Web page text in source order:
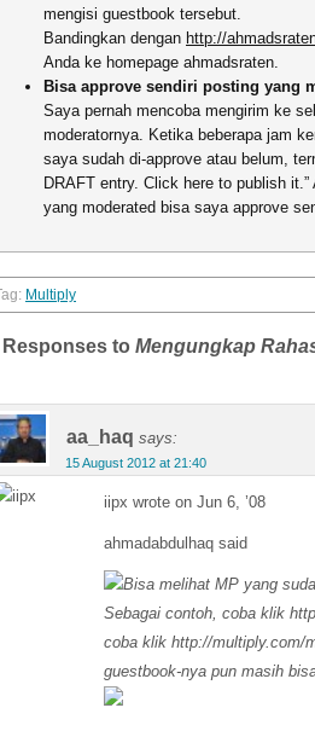
mengisi guestbook tersebut.
Bandingkan dengan http://
Anda ke homepage ahmadsraten.
Bisa approve sendiri posting yang
Saya pernah mencoba mengirim ke
moderatornya. Ketika beberapa jam
saya sudah di-approve atau belum,
DRAFT entry. Click here to publish
yang moderated bisa saya approve
Multiply
Responses to Mengungkap
aa_haq says:
15 August 2012 at 21:40
iipx wrote on Jun 6, ’08
ahmadabdulhaq said
Bisa melihat MP yang
Sebagai contoh, coba klik
coba klik http://multiply.com/
guestbook-nya pun masih